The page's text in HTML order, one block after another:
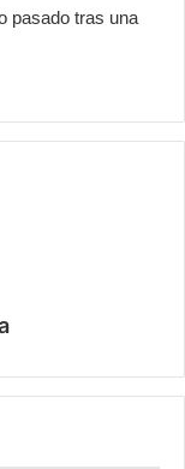
pasado tras una